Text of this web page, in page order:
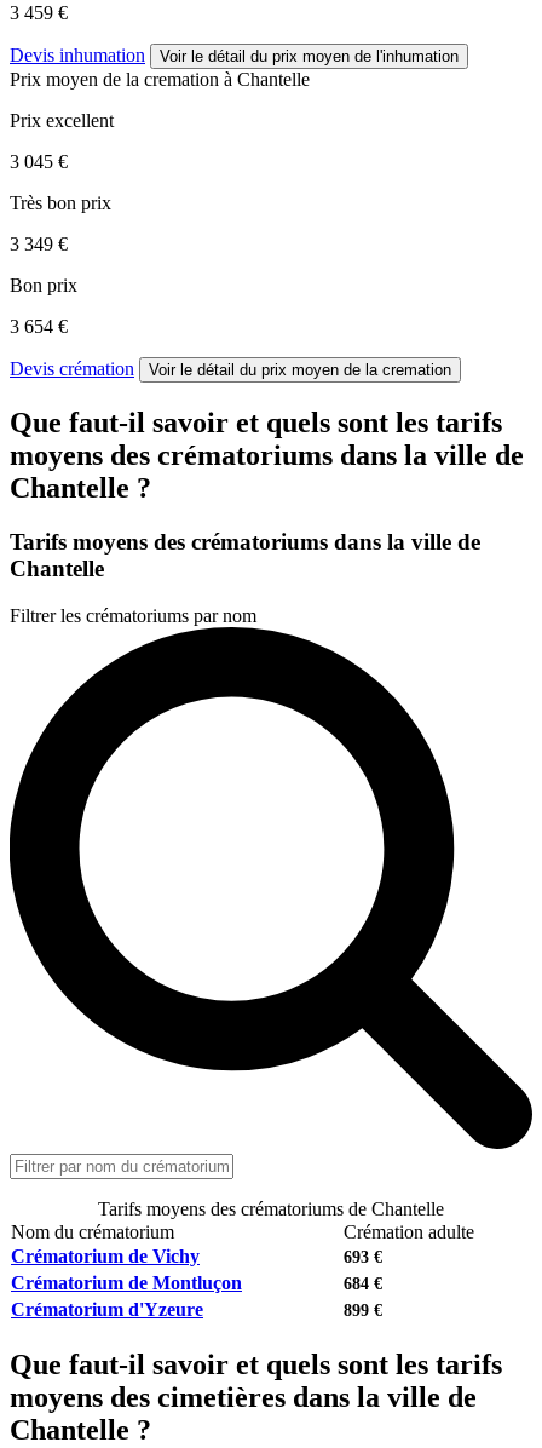
3 459 €
Devis inhumation Voir le détail du prix moyen de l'inhumation
Prix moyen de la cremation à Chantelle
Prix excellent
3 045 €
Très bon prix
3 349 €
Bon prix
3 654 €
Devis crémation Voir le détail du prix moyen de la cremation
Que faut-il savoir et quels sont les tarifs
moyens des crématoriums dans la ville de
Chantelle ?
Tarifs moyens des crématoriums dans la ville de
Chantelle
Filtrer les crématoriums par nom
Tarifs moyens des crématoriums de Chantelle
Nom du crématorium
Crémation adulte
Crématorium de Vichy
693 €
Crématorium de Montluçon 684 €
Crématorium d'Yzeure 899 €
Que faut-il savoir et quels sont les tarifs
moyens des cimetières dans la ville de
Chantelle ?